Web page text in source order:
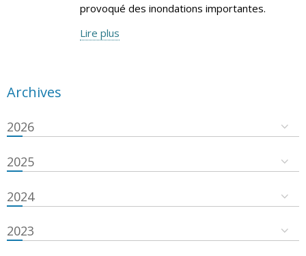
provoqué des inondations importantes.
Lire plus
Archives
2026
2025
2024
2023